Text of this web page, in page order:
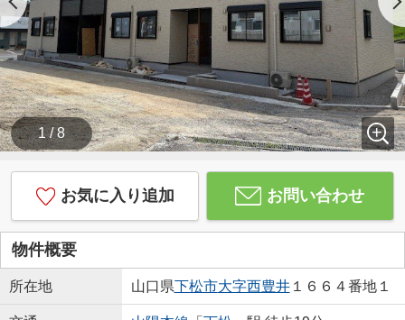
1 / 8
お気に入り追加 お問い合わせ
物件概要
所在地 山口県下松市大字西豊井１６６４番地１